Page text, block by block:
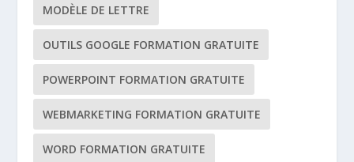
MODÈLE DE LETTRE
OUTILS GOOGLE FORMATION GRATUITE
POWERPOINT FORMATION GRATUITE
WEBMARKETING FORMATION GRATUITE
WORD FORMATION GRATUITE